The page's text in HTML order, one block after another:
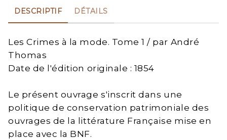
DESCRIPTIF DÉTAILS
Les Crimes à la mode. Tome 1 / par André
Thomas
Date de l'édition originale : 1854
Le présent ouvrage s'inscrit dans une
politique de conservation patrimoniale des
ouvrages de la littérature Française mise en
place avec la BNF.